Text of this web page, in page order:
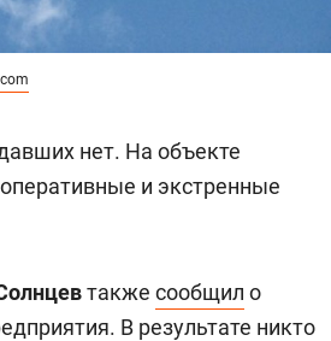
нет. На объекте
и экстренные
также сообщил о
В результате никто